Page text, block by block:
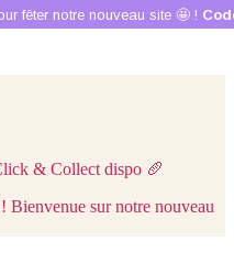
& Collect dispo 🥖
Bienvenue sur notre nouveau